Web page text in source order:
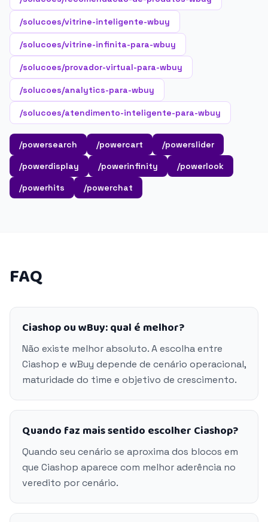
/solucoes/vitrine-inteligente-wbuy
/solucoes/vitrine-infinita-para-wbuy
/solucoes/provador-virtual-para-wbuy
/solucoes/analytics-para-wbuy
/solucoes/atendimento-inteligente-para-wbuy
/powersearch /powercart
/powerslider
/powerdisplay
/powerinfinity
/powerlook
/powerhits
/powerchat
FAQ
Ciashop ou wBuy: qual é melhor?
Não existe melhor absoluto. A escolha entre
Ciashop e wBuy depende de cenário operacional,
maturidade do time e objetivo de crescimento.
Quando faz mais sentido escolher Ciashop?
Quando seu cenário se aproxima dos blocos em
que Ciashop aparece com melhor aderência no
veredito por cenário.